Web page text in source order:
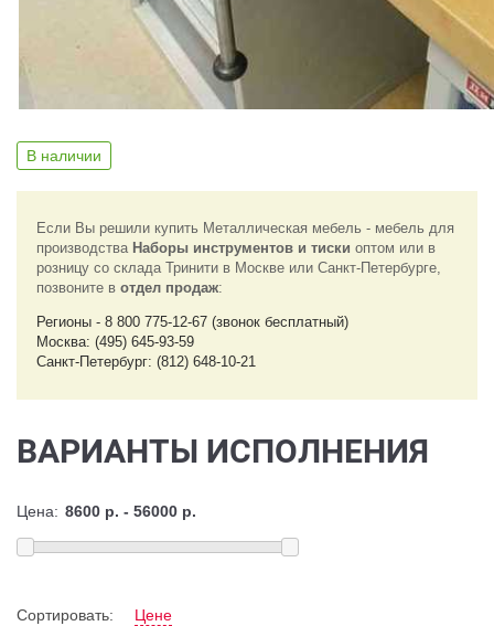
В наличии
Если Вы решили купить Металлическая мебель - мебель для
производства Наборы инструментов и тиски оптом или в
розницу со склада Тринити в Москве или Санкт-Петербурге,
позвоните в отдел продаж:
Регионы - 8 800 775-12-67 (звонок бесплатный)
Москва: (495) 645-93-59
Санкт-Петербург: (812) 648-10-21
ВАРИАНТЫ ИСПОЛНЕНИЯ
Цена:
Сортировать: Цене